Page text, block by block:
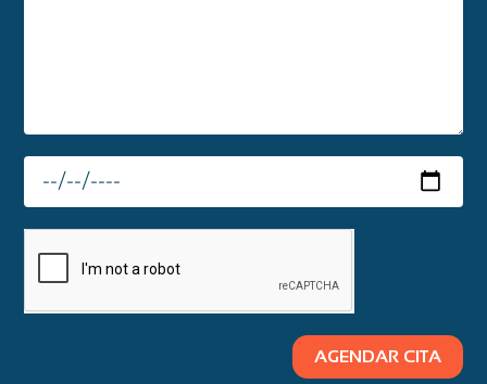
AGENDAR CITA